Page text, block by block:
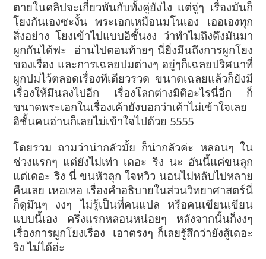
ตายในคลิปจะเกี่ยวพันกับทั้งคู่ยังไง แต่จู่ๆ เรื่องมันก็
โยงกันเองซะงั้น พระเอกเหมือนมโนเอง เออเองทุก
สิ่งอย่าง โยงเข้าไปแบบอิชั้นงง ว่าทำไมถึงดึงมันมา
ผูกกันได้ฟะ อ่านไปตอนท้ายๆ นี่ยิ่งมึนถึงการผูกโยง
ของเรื่อง และการเฉลยปมต่างๆ อยู่ๆก็เฉลยปริศนาที่
ผูกปมไว้ตลอดเรื่องทีเดียวรวด ขนาดเฉลยแล้วก็ยังมี
เรื่องให้มึนลงไปอีก เรื่องโลกต่างมิติอะไรนี่อีก ก็
ขนาดพระเอกในเรื่องเค้ายังบอกว่าเค้าไม่เข้าใจเลย
อิชั้นคนอ่านก็เลยไม่เข้าใจไปด้วย 5555
โดยรวม ถามว่าน่ากลัวมั้ย ก็น่ากลัวค่ะ หลอนๆ ใน
ช่วงแรกๆ แต่ยังไม่เท่า เดอะ ริง นะ อันนี้แค่ขนลุก
แต่เดอะ ริง นี่ ขนหัวลุก ใจหวิว นอนไม่หลับไปหลาย
คืนเลย เหอเหอ เรื่องคำอธิบายในส่วนวิทยาศาสตร์นี่
ก็ดูมึนๆ งงๆ ไม่รู้เป็นที่คนแปล หรือคนเขียนเขียน
แบบนี้เอง ครึ่งแรกหลอนหน่อยๆ หลังจากนั้นก็งงๆ
เรื่องการผูกโยงเรื่อง เอาตรงๆ ก็เลยรู้สึกว่ายังสู้เดอะ
ริง ไม่ได้อ่ะ